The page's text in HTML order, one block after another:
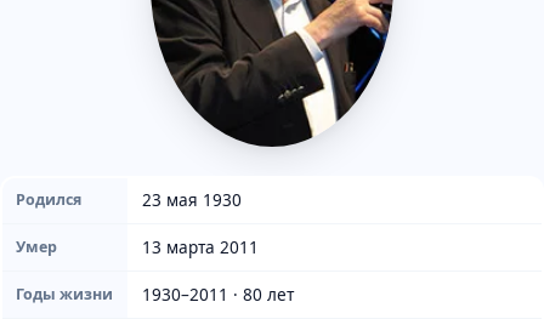
Родился 23 мая 1930
Умер 13 марта 2011
Годы жизни 1930–2011 · 80 лет